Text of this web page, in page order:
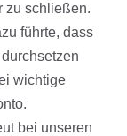
zu schließen.
führte, dass
wichtige
bei unseren